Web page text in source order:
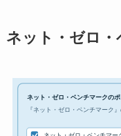
ネット・ゼロ
ネット・ゼロ・ベンチマークのポ
『ネット・ゼロ・ベンチマーク